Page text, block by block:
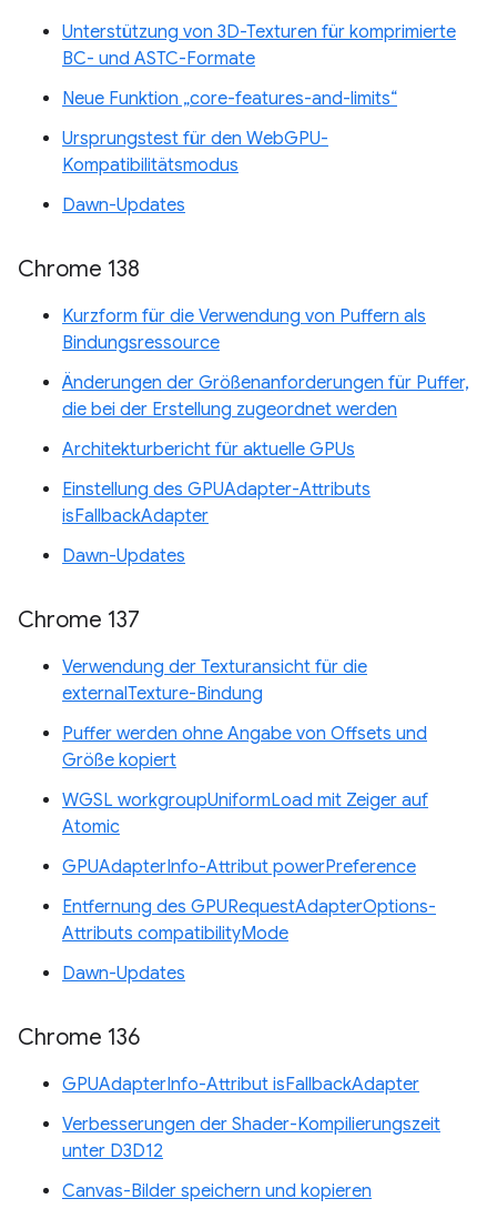
Unterstützung von 3D-Texturen für komprimierte
BC- und ASTC-Formate
Neue Funktion „core-features-and-limits“
Ursprungstest für den WebGPU-
Kompatibilitätsmodus
Dawn-Updates
Chrome 138
Kurzform für die Verwendung von Puffern als
Bindungsressource
Änderungen der Größenanforderungen für Puffer,
die bei der Erstellung zugeordnet werden
Architekturbericht für aktuelle GPUs
Einstellung des GPUAdapter-Attributs
isFallbackAdapter
Dawn-Updates
Chrome 137
Verwendung der Texturansicht für die
externalTexture-Bindung
Puffer werden ohne Angabe von Offsets und
Größe kopiert
WGSL workgroupUniformLoad mit Zeiger auf
Atomic
GPUAdapterInfo-Attribut powerPreference
Entfernung des GPURequestAdapterOptions-
Attributs compatibilityMode
Dawn-Updates
Chrome 136
GPUAdapterInfo-Attribut isFallbackAdapter
Verbesserungen der Shader-Kompilierungszeit
unter D3D12
Canvas-Bilder speichern und kopieren